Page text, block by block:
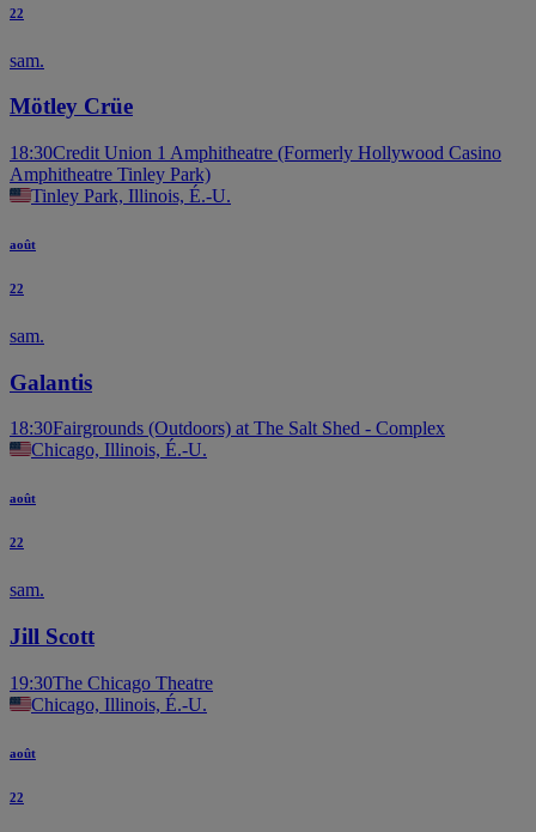
22
sam.
Mötley Crüe
18:30Credit Union 1 Amphitheatre (Formerly Hollywood Casino
Amphitheatre Tinley Park)
Tinley Park, Illinois, É.-U.
août
22
sam.
Galantis
18:30Fairgrounds (Outdoors) at The Salt Shed - Complex
Chicago, Illinois, É.-U.
août
22
sam.
Jill Scott
19:30The Chicago Theatre
Chicago, Illinois, É.-U.
août
22